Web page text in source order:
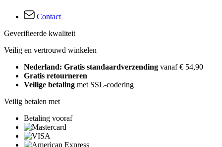
Contact
Geverifieerde kwaliteit
Veilig en vertrouwd winkelen
Nederland: Gratis standaardverzending vanaf € 54,90
Gratis retourneren
Veilige betaling met SSL-codering
Veilig betalen met
Betaling vooraf